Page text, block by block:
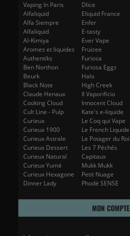
Vaping In Paris
Alfaliquid
Alfa Siempre
Alfaliquid
Al-Kimiya
Aromes et liquides
Authentiks
Ben Northon
Beurk
Black Note
Claude Henaux
Cooking Cloud
Cult Line - Pulp
Curieux
Curieux 1900
Curieux Astrale
Curieux Dessert
Curieux Natural
Curieux Yumé
Curieux Hexagone
Dinner Lady
Dlice
Eliquid France
Enfer
E-tasty
Ever Vape
Fruizee
Furiosa
Furiosa Eggz
Halo
High Creek
Il Vaporificio
Innocent Cloud
Kate's e-liquide
Le Coq qui Vape
Le French Liquide
Le Potager du Roi
Les 7 Péchés
Capitaux
Mukk Mukk
Petit Nuage
Phodé SENSE
MON COMPTE